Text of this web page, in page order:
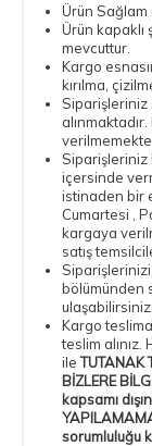
Ürün
Ürün kapaklı
mevcuttur.
Kargo
kırılma,
Siparişleriniz
Siparişleriniz
içersinde
istinaden bir
Cumartesi ,
kargaya
satış
bölümünden
ulaşabilirsiniz.
Kargo
teslim
ileTUTANAK
BİZLERE
kapsamı
sorumluluğu